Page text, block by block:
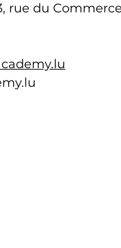
rue du